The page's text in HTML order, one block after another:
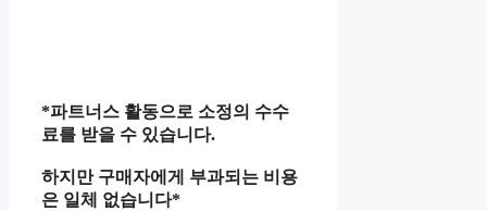
*파트너스 활동으로 소정의 수수
료를 받을 수 있습니다.
하지만 구매자에게 부과되는 비용
은 일체 없습니다*